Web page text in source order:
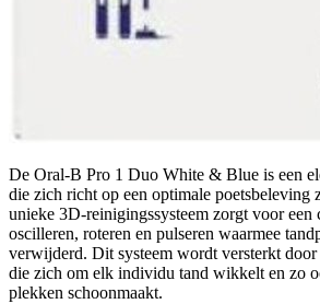
De Oral-B Pro 1 Duo White & Blue is een
die zich richt op een optimale poetsbeleving
unieke 3D-reinigingssysteem zorgt voor een
oscilleren, roteren en pulseren waarmee
verwijderd. Dit systeem wordt versterkt door
die zich om elk individu tand wikkelt en zo
plekken schoonmaakt.